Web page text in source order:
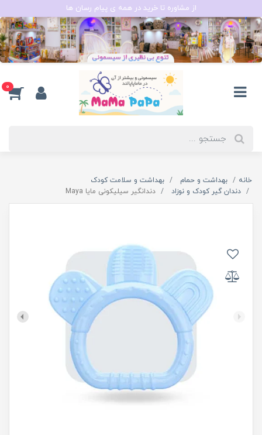
از مشاوره تا خرید در همه ی پیام رسان ها
0
خانه بهداشت و حمام
بهداشت و سلامت کودک
دندان گیر کودک و نوزاد
دندانگیر سیلیکونی مایا Maya